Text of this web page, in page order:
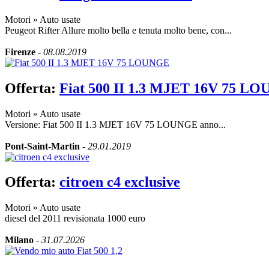
Motori » Auto usate
Peugeot Rifter Allure molto bella e tenuta molto bene, con...
Firenze - 08.08.2019
Offerta: Fiat 500 II 1.3 MJET 16V 75
Motori » Auto usate
Versione: Fiat 500 II 1.3 MJET 16V 75 LOUNGE anno...
Pont-Saint-Martin - 29.01.2019
Offerta: citroen c4 exclusive
Motori » Auto usate
diesel del 2011 revisionata 1000 euro
Milano - 31.07.2026